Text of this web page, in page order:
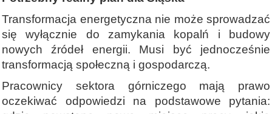
Transformacja energetyczna nie może sprowadzać
się wyłącznie do zamykania kopalń i budowy
nowych źródeł energii. Musi być jednocześnie
transformacją społeczną i gospodarczą.
Pracownicy sektora górniczego mają prawo
oczekiwać odpowiedzi na podstawowe pytania: